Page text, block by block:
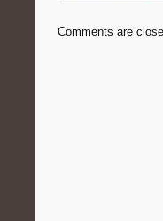
Comments are